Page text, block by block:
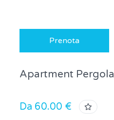
Prenota
Apartment Pergola
Da 60.00 €